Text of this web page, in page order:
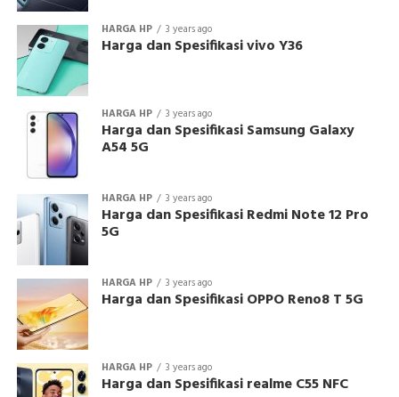
HARGA HP 3 years ago
Harga dan Spesifikasi vivo Y36
HARGA HP 3 years ago
Harga dan Spesifikasi Samsung Galaxy
A54 5G
HARGA HP 3 years ago
Harga dan Spesifikasi Redmi Note 12 Pro
5G
HARGA HP 3 years ago
Harga dan Spesifikasi OPPO Reno8 T 5G
HARGA HP 3 years ago
Harga dan Spesifikasi realme C55 NFC